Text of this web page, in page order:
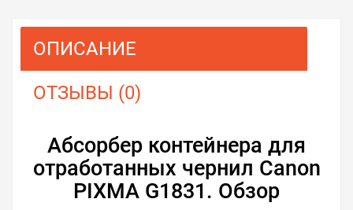
ОПИСАНИЕ
ОТЗЫВЫ (0)
Абсорбер контейнера для
отработанных чернил Canon
PIXMA G1831. Обзор